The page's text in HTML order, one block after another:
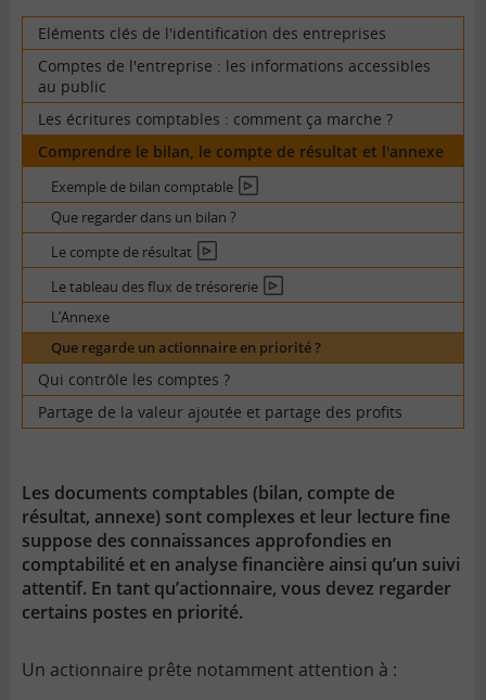
tous
Eléments clés de l'identification des entreprises
Comptes de l'entreprise : les informations accessibles
au public
Les écritures comptables : comment ça marche ?
Comprendre le bilan, le compte de résultat et l'annexe
Exemple de bilan comptableEn
vidéo
Que regarder dans un bilan ?
Le compte de résultat En
Le tableau des flux de trésorerieEn
L’Annexe
Que regarde un actionnaire en priorité ?
Qui contrôle les comptes ?
Partage de la valeur ajoutée et partage des profits
Les documents comptables (bilan, compte de
résultat, annexe) sont complexes et leur lecture fine
suppose des connaissances approfondies en
comptabilité et en analyse financière ainsi qu’un suivi
attentif. En tant qu’actionnaire, vous devez regarder
certains postes en priorité.
Un actionnaire prête notamment attention à :